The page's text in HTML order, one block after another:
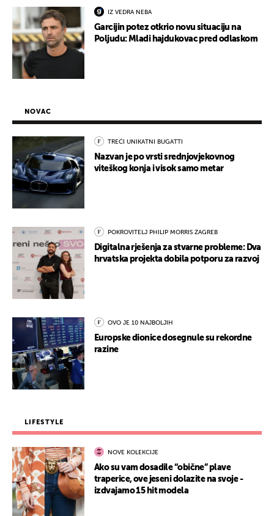
IZ VEDRA NEBA
Garcijin potez otkrio novu situaciju na
Poljudu: Mladi hajdukovac pred odlaskom
NOVAC
TREĆI UNIKATNI BUGATTI
Nazvan je po vrsti srednjovjekovnog
viteškog konja i visok samo metar
POKROVITELJ PHILIP MORRIS ZAGREB
Digitalna rješenja za stvarne probleme: Dva
hrvatska projekta dobila potporu za razvoj
OVO JE 10 NAJBOLJIH
Europske dionice dosegnule su rekordne
razine
LIFESTYLE
NOVE KOLEKCIJE
Ako su vam dosadile “obične” plave
traperice, ove jeseni dolazite na svoje -
izdvajamo 15 hit modela